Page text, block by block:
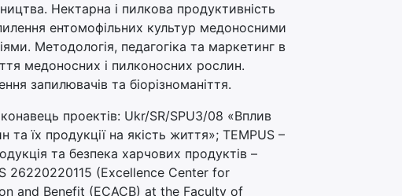
Нектарна і пилкова продуктивність
ентомофільних культур медоносними
Методологія, педагогіка та маркетинг в
медоносних і пилконосних рослин.
запилювачів та біорізноманіття.
проектів: Ukr/SR/SPU3/08 «Вплив
та їх продукції на якість життя»; TEMPUS –
та безпека харчових продуктів –
26220220115 (Excellence Center for
and Benefit (ECACB) at the Faculty of